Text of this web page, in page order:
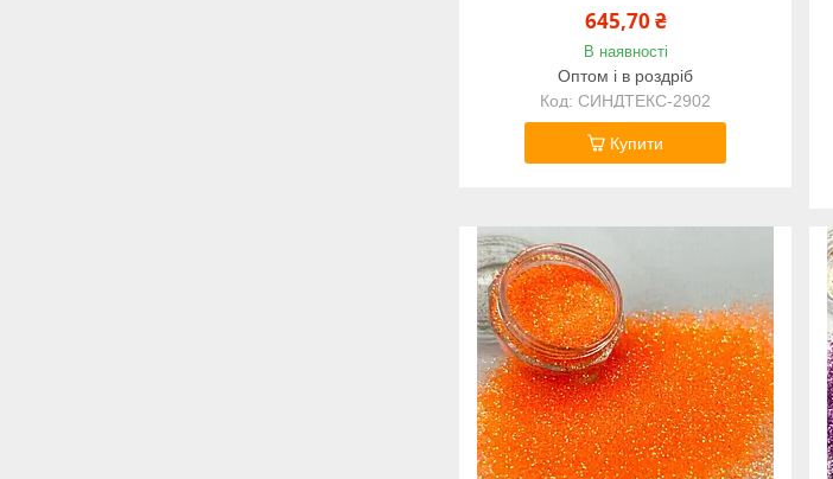
645,70 ₴
В наявності
Оптом і в роздріб
СИНДТЕКС-2902
Купити